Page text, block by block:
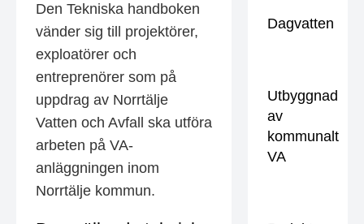
Den Tekniska handboken
vänder sig till projektörer,
exploatörer och
entreprenörer som på
uppdrag av Norrtälje
Vatten och Avfall ska utföra
arbeten på VA-
anläggningen inom
Norrtälje kommun.
Dagvatten
Utbyggnad
av
kommunalt
VA